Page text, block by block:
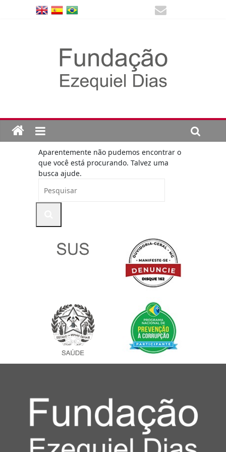
Aparentemente não pudemos encontrar o
que você está procurando. Talvez uma
busca ajude.